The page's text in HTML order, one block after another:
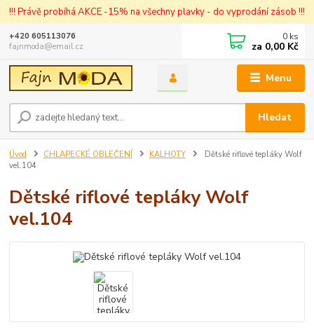
!!! Právě probíhá AKCE -15% na všechny plavky - do vyprodání zásob !!!
Menu
Hledat
+420 605113076
fajnmoda@email.cz
0 ks
za 0,00 Kč
Úvod CHLAPECKÉ OBLEČENÍ KALHOTY
Dětské riflové tepláky Wolf
vel.104
Dětské riflové tepláky Wolf
vel.104